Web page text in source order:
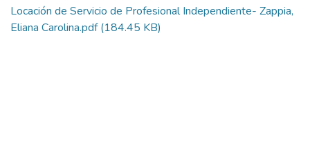
Locación de Servicio de Profesional Independiente- Zappia,
Eliana Carolina.pdf(184.45 KB)